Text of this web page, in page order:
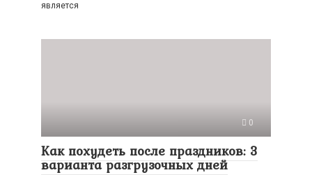
является
0
Как похудеть после праздников: 3
варианта разгрузочных дней